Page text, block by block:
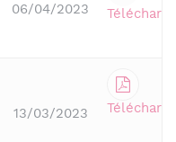
06/04/2023
13/03/2023